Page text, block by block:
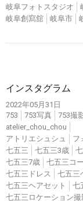
岐阜フォトスタジオ
岐阜創寫舘
岐阜市
インスタグラム
2022年05月31日
753
753写真
753撮
atelier_chou_chou
アトリエシュシュ
フ
七五三
七五三3歳
七五三7歳
七五三コ
七五三ドレス
七五三
七五三ヘアセット
七
七五三ロケーション撮